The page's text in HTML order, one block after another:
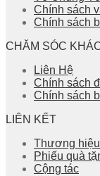
Chính sách
Chính sách
CHĂM SÓC
Liên Hệ
Chính sách
Chính sách
LIÊN KẾT
Thương hiệu
Phiếu quà
Cộng tác